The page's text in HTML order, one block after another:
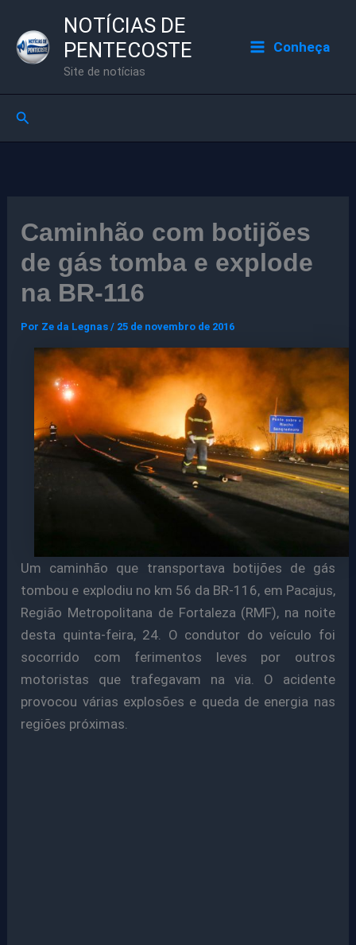
para
NOTÍCIAS DE
PENTECOSTE
Site de notícias
Conheça
Pesquisar
Caminhão com botijões
de gás tomba e explode
na BR-116
Por Ze da Legnas/ 25 de novembro de 2016
Um caminhão que transportava botijões de gás
tombou e explodiu no km 56 da BR-116, em Pacajus,
Região Metropolitana de Fortaleza (RMF), na noite
desta quinta-feira, 24. O condutor do veículo foi
socorrido com ferimentos leves por outros
motoristas que trafegavam na via. O acidente
provocou várias explosões e queda de energia nas
regiões próximas.